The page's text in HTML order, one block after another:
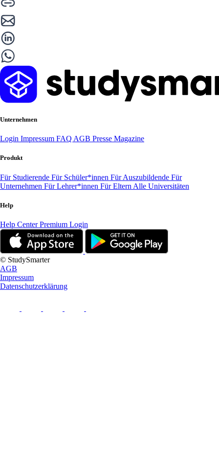
Unternehmen
Login Impressum FAQ AGB Presse Magazine
Produkt
Für Studierende Für Schüler*innen Für Auszubildende Für
Unternehmen Für Lehrer*innen Für Eltern Alle Universitäten
Help
Help CenterPremium Login
© StudySmarter
AGB
Impressum
Datenschutzerklärung